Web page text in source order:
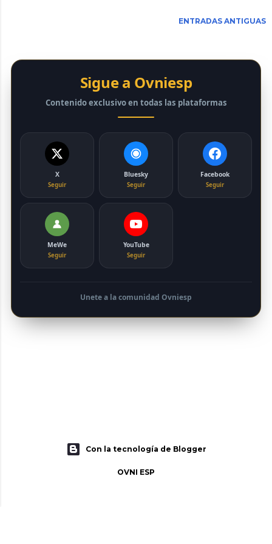
ENTRADAS ANTIGUAS
Sigue a Ovniesp
Contenido exclusivo en todas las plataformas
X
Seguir
Bluesky
Seguir
Facebook
Seguir
MeWe
Seguir
YouTube
Seguir
Unete a la comunidad Ovniesp
Con la tecnología de Blogger
OVNI ESP